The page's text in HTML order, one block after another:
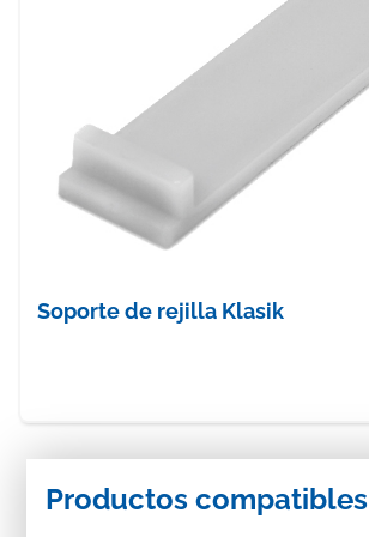
Soporte de rejilla Klasik
Productos compatibles